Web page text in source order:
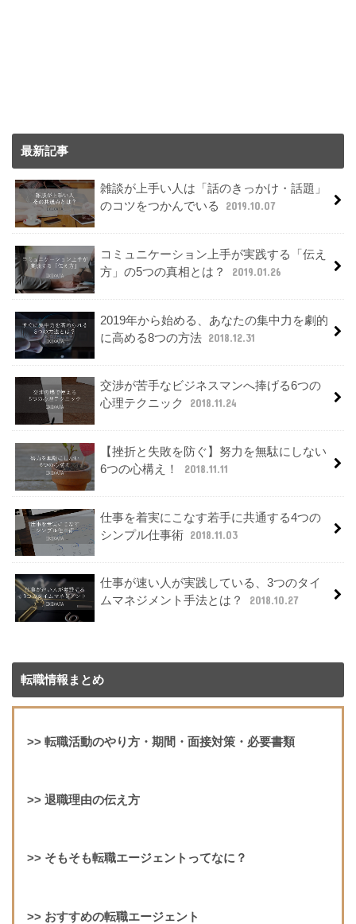
最新記事
雑談が上手い人は「話のきっかけ・話題」
のコツをつかんでいる
2019.10.07
コミュニケーション上手が実践する「伝え
方」の5つの真相とは？
2019.01.26
2019年から始める、あなたの集中力を劇的
に高める8つの方法 2018.12.31
交渉が苦手なビジネスマンへ捧げる6つの
心理テクニック
2018.11.24
【挫折と失敗を防ぐ】努力を無駄にしない
6つの心構え！
2018.11.11
仕事を着実にこなす若手に共通する4つの
シンプル仕事術 2018.11.03
仕事が速い人が実践している、3つのタイ
ムマネジメント手法とは？
2018.10.27
転職情報まとめ
>> 転職活動のやり方・期間・面接対策・必要書類
>> 退職理由の伝え方
>> そもそも転職エージェントってなに？
>> おすすめの転職エージェント